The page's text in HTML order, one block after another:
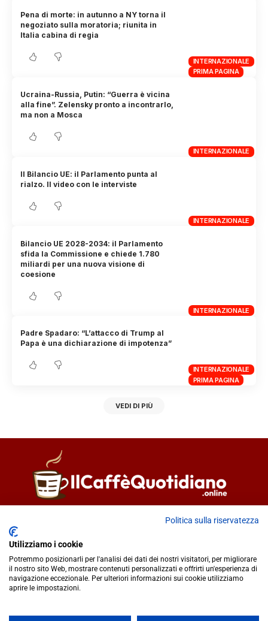
INTERNAZIONALE
PRIMA PAGINA
Pena di morte: in autunno a NY torna il
negoziato sulla moratoria; riunita in
Italia cabina di regia
INTERNAZIONALE
Ucraina-Russia, Putin: “Guerra è vicina
alla fine”. Zelensky pronto a incontrarlo,
ma non a Mosca
INTERNAZIONALE
Il Bilancio UE: il Parlamento punta al
rialzo. Il video con le interviste
INTERNAZIONALE
Bilancio UE 2028-2034: il Parlamento
sfida la Commissione e chiede 1.780
miliardi per una nuova visione di
coesione
INTERNAZIONALE
PRIMA PAGINA
Padre Spadaro: “L’attacco di Trump al
Papa è una dichiarazione di impotenza”
VEDI DI PIÙ
Fiorella Falci
redazione@ilcaffequotidiano.online
C.F. 92076900858
Chi siamo
Politica sulla riservatezza
Utilizziamo i cookie
Potremmo posizionarli per l'analisi dei dati dei nostri visitatori, per migliorare
il nostro sito Web, mostrare contenuti personalizzati e offrirti un'esperienza di
navigazione eccezionale. Per ulteriori informazioni sui cookie utilizziamo
aprire le impostazioni.